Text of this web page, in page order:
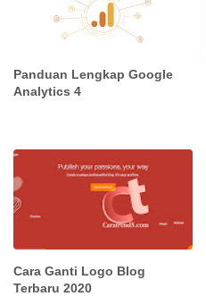
Panduan Lengkap Google
Analytics 4
Cara Ganti Logo Blog
Terbaru 2020